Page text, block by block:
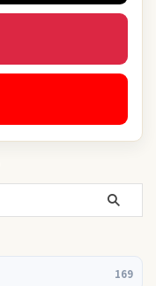
169